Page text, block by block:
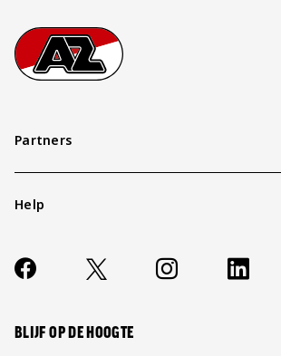
Footer
Ga naar onze homepage
Partners
Help
Contact
FAQ
Socials
https://www.facebook.com/AZAlkmaar
X Instagram LinkedIn
BLIJF OP DE HOOGTE